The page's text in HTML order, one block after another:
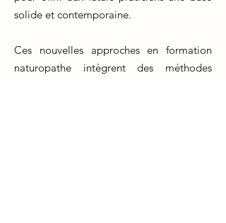
solide et contemporaine.
Ces nouvelles approches en formation
naturopathe intègrent des méthodes